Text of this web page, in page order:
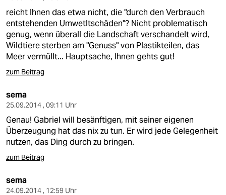
reicht Ihnen das etwa nicht, die "durch den Verbrauch
entstehenden Umwetltschäden"? Nicht problematisch
genug, wenn überall die Landschaft verschandelt wird,
Wildtiere sterben am "Genuss" von Plastikteilen, das
Meer vermüllt... Hauptsache, Ihnen gehts gut!
zum Beitrag
sema
25.09.2014 , 09:11 Uhr
Genau! Gabriel will besänftigen, mit seiner eigenen
Überzeugung hat das nix zu tun. Er wird jede Gelegenheit
nutzen, das Ding durch zu bringen.
zum Beitrag
sema
24.09.2014 , 12:59 Uhr